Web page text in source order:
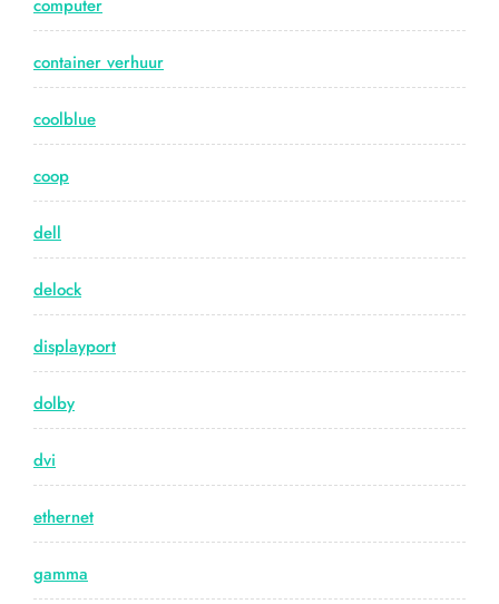
computer
container verhuur
coolblue
coop
dell
delock
displayport
dolby
dvi
ethernet
gamma